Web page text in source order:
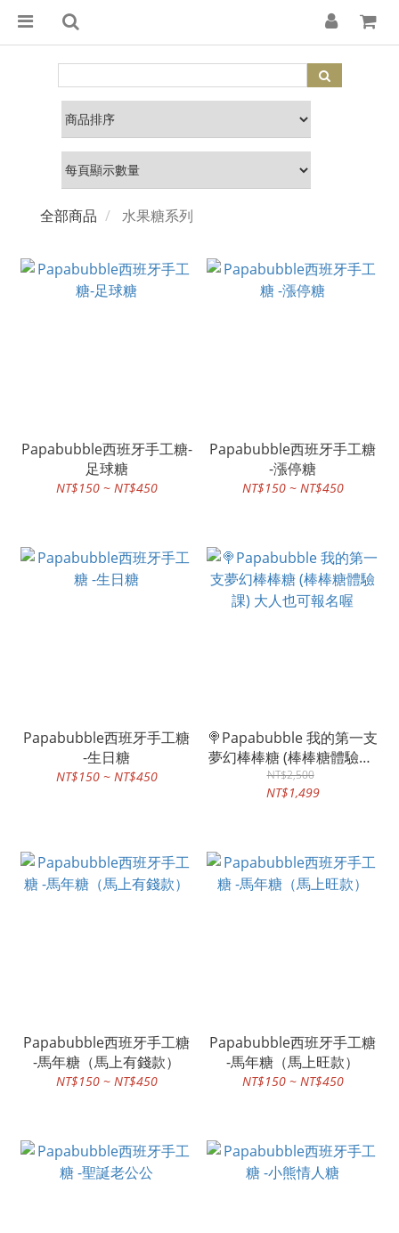
全部商品 水果糖系列
Papabubble西班牙手工糖-
足球糖
NT$150 ~ NT$450
Papabubble西班牙手工糖
-漲停糖
NT$150 ~ NT$450
Papabubble西班牙手工糖
-生日糖
NT$150 ~ NT$450
🍭Papabubble 我的第一支
夢幻棒棒糖 (棒棒糖體驗課)
大人也可報名喔
NT$2,500
NT$1,499
Papabubble西班牙手工糖
-馬年糖（馬上有錢款）
NT$150 ~ NT$450
Papabubble西班牙手工糖
-馬年糖（馬上旺款）
NT$150 ~ NT$450